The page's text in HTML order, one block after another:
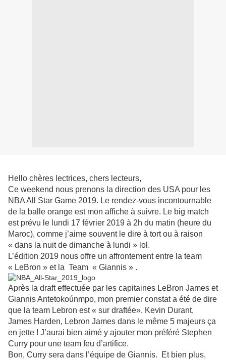
Hello chères lectrices, chers lecteurs,
Ce weekend nous prenons la direction des USA pour les
NBA All Star Game 2019. Le rendez-vous incontournable
de la balle orange est mon affiche à suivre. Le big match
est prévu le lundi 17 février 2019 à 2h du matin (heure du
Maroc), comme j’aime souvent le dire à tort ou à raison
« dans la nuit de dimanche à lundi » lol.
L’édition 2019 nous offre un affrontement entre la team
« LeBron » et la Team « Giannis » .
Après la draft effectuée par les capitaines LeBron James et
Giannis Antetokoúnmpo, mon premier constat a été de dire
que la team Lebron est « sur draftée». Kevin Durant,
James Harden, Lebron James dans le même 5 majeurs ça
en jette ! J’aurai bien aimé y ajouter mon préféré Stephen
Curry pour une team feu d’artifice.
Bon, Curry sera dans l’équipe de Giannis. Et bien plus,